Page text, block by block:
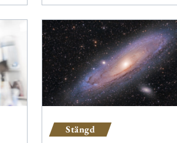
Stängd